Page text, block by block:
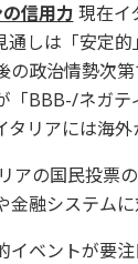
信用力 現在イ
通しは「安定
の政治情勢次
「BBB-/ネガ
リアには海
アの国民投票
金融システム
イベントが要